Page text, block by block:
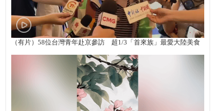
（有片）58位台灣青年赴京參訪 超1/3「首來族」最愛大陸美食